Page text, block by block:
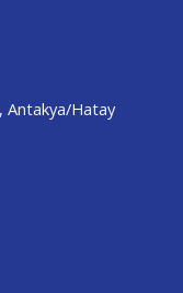
Antakya/Hatay